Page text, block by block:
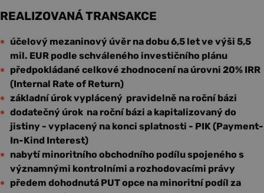
REALIZOVANÁ TRANSAKCE
účelový mezaninový úvěr na dobu 6,5 let ve výši 5,5
mil. EUR podle schváleného investičního plánu
předpokládané celkové zhodnocení na úrovni 20% IRR
(Internal Rate of Return)
základní úrok vyplácený pravidelně na roční bázi
dodatečný úrok na roční bázi a kapitalizovaný do
jistiny - vyplacený na konci splatnosti - PIK (Payment-
In-Kind Interest)
nabytí minoritního obchodního podílu spojeného s
významnými kontrolními a rozhodovacími právy
předem dohodnutá PUT opce na minoritní podíl za